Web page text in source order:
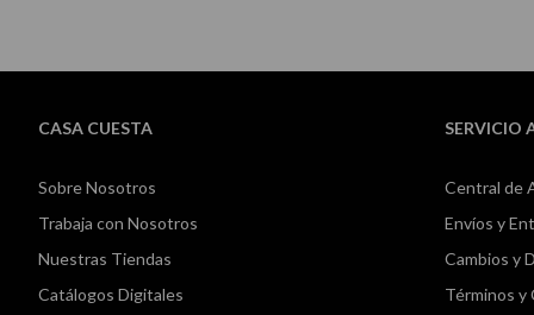
CASA CUESTA
Sobre Nosotros
Trabaja con Nosotros
Nuestras Tiendas
Catálogos Digitales
SERVICIO
Central de
Envíos y
Cambios y
Términos y